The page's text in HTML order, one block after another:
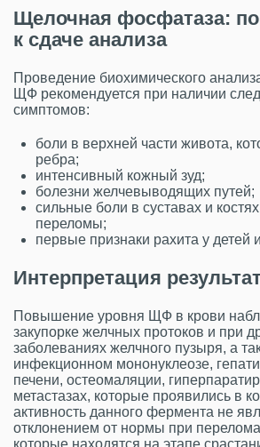
Щелочная фосфатаза:
к сдаче анализа
Проведение биохимического
ЩФ рекомендуется при наличии
симптомов:
боли в верхней части живота,
ребра;
интенсивный кожный зуд;
болезни желчевыводящих путей;
сильные боли в суставах и
переломы;
первые признаки рахита у детей
Интерпретация
Повышение уровня ЩФ в крови
закупорке желчных протоков и при
заболеваниях желчного пузыря, а
инфекционном мононуклеозе,
печени, остеомаляции,
метастазах, которые проявились в
активность данного фермента не
отклонением от нормы при
которые находятся на этапе